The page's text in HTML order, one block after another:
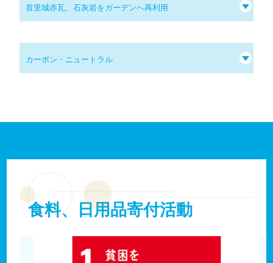
首里城赤瓦、石灰岩をガーデンへ再利用
カーボン・ニュートラル
食料、日用品寄付活動